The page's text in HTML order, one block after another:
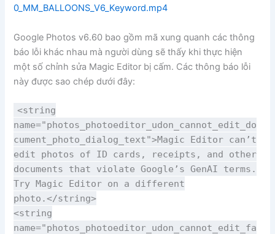
0_MM_BALLOONS_V6_Keyword.mp4
Google Photos v6.60 bao gồm mã xung quanh các thông
báo lỗi khác nhau mà người dùng sẽ thấy khi thực hiện
một số chỉnh sửa Magic Editor bị cấm. Các thông báo lỗi
này được sao chép dưới đây:
<string
name="photos_photoeditor_udon_cannot_edit_do
cument_photo_dialog_text">Magic Editor can’t
edit photos of ID cards, receipts, and other
documents that violate Google’s GenAI terms.
Try Magic Editor on a different
photo.</string>
<string
name="photos_photoeditor_udon_cannot_edit_fa